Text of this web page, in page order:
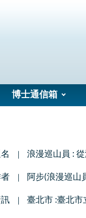
博士通信箱
浪漫巡山員 :
阿步(浪漫巡山
臺北市 :臺北市